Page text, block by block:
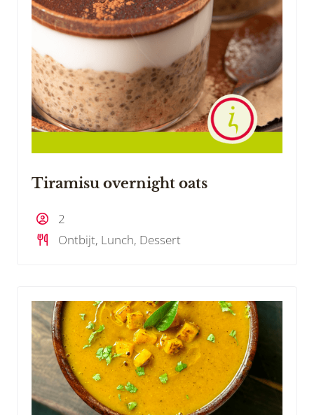
Tiramisu overnight oats
2
Ontbijt, Lunch, Dessert